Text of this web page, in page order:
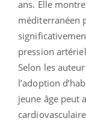
ans. Elle
méditerranéen
pression
Selon les
l’adoption
jeune âge peut